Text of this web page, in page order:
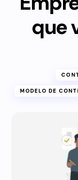
que
MODELO DE